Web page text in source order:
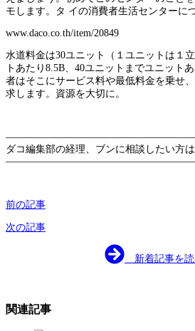
モします。タ イの消費者生活センターに
www.daco.co.th/item/20849
水道料金は30ユニット（１ユニットは１
トあたり8.5B、40ユニットまでユニット
者はそこにサービス料や最低料金を乗せ
求します。資源を大切に。
ダコ編集部の経理、ブンに相談したい方は
前の記事
次の記事
新着記事を
関連記事